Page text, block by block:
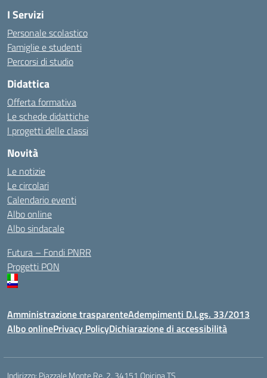
I Servizi
Personale scolastico
Famiglie e studenti
Percorsi di studio
Didattica
Offerta formativa
Le schede didattiche
I progetti delle classi
Novità
Le notizie
Le circolari
Calendario eventi
Albo online
Albo sindacale
Futura – Fondi PNRR
Progetti PON
Amministrazione trasparenteAdempimenti D.Lgs. 33/2013
Albo onlinePrivacy PolicyDichiarazione di accessibilità
Indirizzo: Piazzale Monte Re, 2, 34151 Opicina TS